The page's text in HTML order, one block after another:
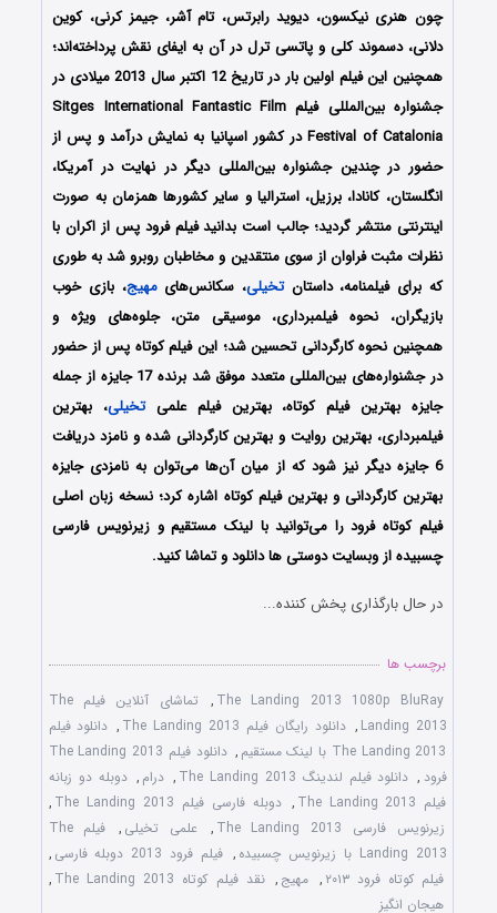
چون هنری نیکسون، دیوید رابرتس، تام آشر، جیمز کرنی، کوین
دلانی، دسموند کلی و پاتسی ترل در آن به ایفای نقش پرداخته‌اند؛
همچنین این فیلم اولین بار در تاریخ 12 اکتبر سال 2013 میلادی در
جشنواره بین‌المللی فیلم Sitges International Fantastic Film
Festival of Catalonia در کشور اسپانیا به نمایش درآمد و پس از
حضور در چندین جشنواره بین‌المللی دیگر در نهایت در آمریکا،
انگلستان، کانادا، برزیل، استرالیا و سایر کشورها همزمان به صورت
اینترنتی منتشر گردید؛ جالب است بدانید فیلم فرود پس از اکران با
نظرات مثبت فراوان از سوی منتقدین و مخاطبان روبرو شد به طوری
که برای فیلمنامه، داستانتخیلی، سکانس‌هایمهیج، بازی خوب
بازیگران، نحوه فیلمبرداری، موسیقی متن، جلوه‌های ویژه و
همچنین نحوه کارگردانی تحسین شد؛ این فیلم کوتاه پس از حضور
در جشنواره‌‌های بین‌المللی متعدد موفق شد برنده 17 جایزه از جمله
جایزه بهترین فیلم کوتاه، بهترین فیلم علمیتخیلی، بهترین
فیلمبرداری، بهترین روایت و بهترین کارگردانی شده و نامزد دریافت
6 جایزه دیگر نیز شود که از میان آن‌ها می‌توان به نامزدی جایزه
بهترین کارگردانی و بهترین فیلم کوتاه اشاره کرد؛ نسخه زبان اصلی
فیلم کوتاه فرود را می‌توانید با لینک مستقیم و زیرنویس فارسی
چسبیده از وبسایت دوستی ها دانلود و تماشا کنید.
در حال بارگذاری پخش کننده...
برچسب ها
The Landing 2013 1080p BluRay
,
تماشای آنلاین فیلم The
Landing 2013
, دانلود رایگان فیلم The Landing 2013 , دانلود فیلم
The Landing 2013 با لینک مستقیم
,
دانلود فیلم The Landing 2013
فرود , دانلود فیلم لندینگ The Landing 2013 , درام , دوبله دو زبانه
فیلم The Landing 2013
, دوبله فارسی فیلم The Landing 2013
,
زیرنویس فارسی The Landing 2013
, علمی تخیلی ,
فیلم The
Landing 2013 با زیرنویس چسبیده
, فیلم فرود 2013 دوبله فارسی
,
فیلم کوتاه فرود ۲۰۱۳
, مهیج , نقد فیلم کوتاه The Landing 2013
,
هیجان انگیز